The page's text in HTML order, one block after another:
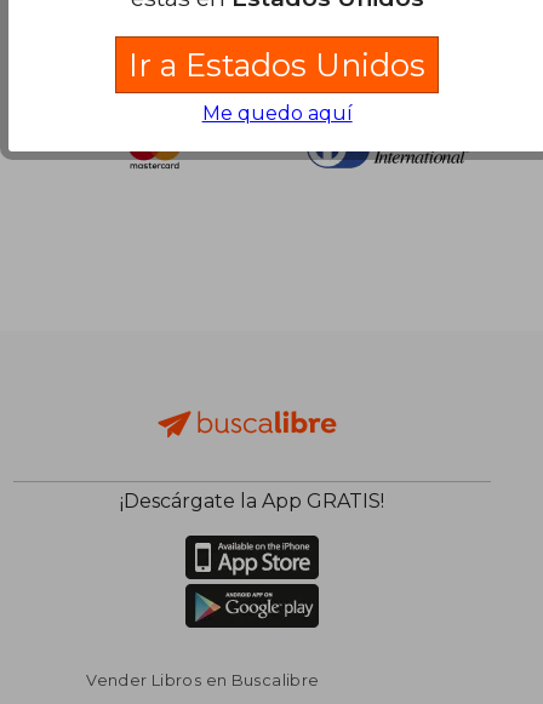
¡Descárgate la App GRATIS!
Vender Libros en Buscalibre
Ir a Estados Unidos
Me quedo aquí